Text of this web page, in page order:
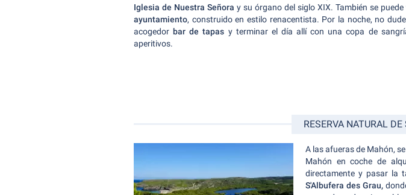
Iglesia de Nuestra Señora y su órgano del siglo XIX. También se
ayuntamiento, construido en estilo renacentista. Por la noche, no
acogedor bar de tapas y terminar el día allí con una copa de
aperitivos.
RESERVA NATURAL
A las afueras de Mahón,
Mahón en coche de
directamente y pasar la
S'Albufera des Grau,